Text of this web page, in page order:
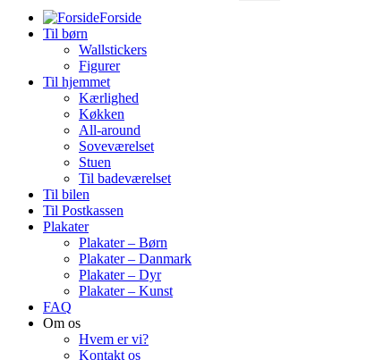
Forside
Til børn
Wallstickers
Figurer
Til hjemmet
Kærlighed
Køkken
All-around
Soveværelset
Stuen
Til badeværelset
Til bilen
Til Postkassen
Plakater
Plakater – Børn
Plakater – Danmark
Plakater – Dyr
Plakater – Kunst
FAQ
Om os
Hvem er vi?
Kontakt os